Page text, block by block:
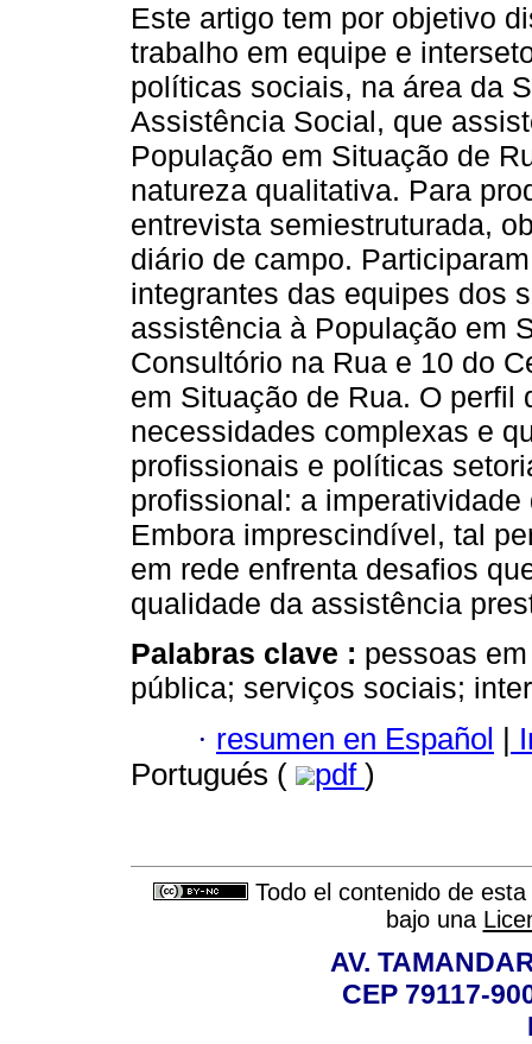
Este artigo tem por objetivo
trabalho em equipe e
políticas sociais, na área da
Assistência Social, que
População em Situação de
natureza qualitativa. Para
entrevista semiestruturada,
diário de campo.
integrantes das equipes dos
assistência à População em
Consultório na Rua e 10 do
em Situação de Rua. O
necessidades complexas e
profissionais e políticas
profissional: a
Embora imprescindível, tal
em rede enfrenta desafios
qualidade da assistência
Palabras clave : pessoas
pública; serviços sociais;
· resumen en Español |
Portugués (
pdf )
Todo el contenido de
bajo una
AV.
CEP 79117-